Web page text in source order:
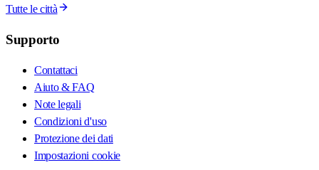
Tutte le città
Supporto
Contattaci
Aiuto & FAQ
Note legali
Condizioni d'uso
Protezione dei dati
Impostazioni cookie